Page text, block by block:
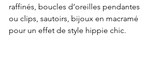
raffinés, boucles d’oreilles pendantes
ou clips, sautoirs, bijoux en macramé
pour un effet de style hippie chic.